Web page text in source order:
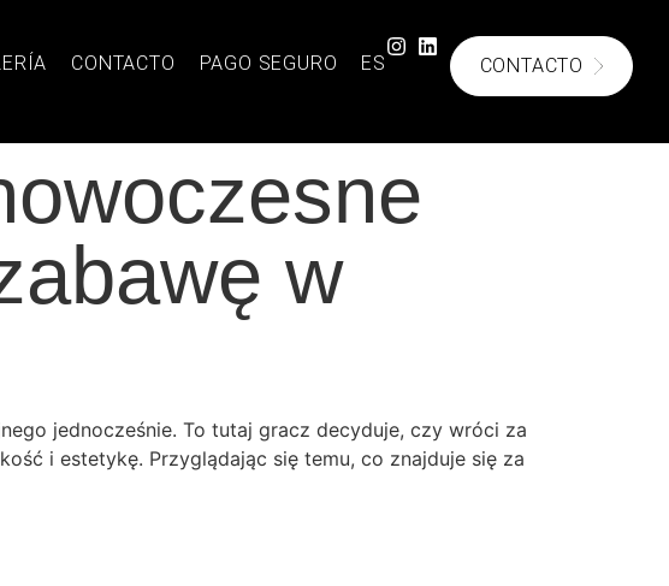
CONTACTO PAGO SEGURO ES CONTACTO
w
jednocześnie. To tutaj gracz decyduje, czy wróci za
i estetykę. Przyglądając się temu, co znajduje się za